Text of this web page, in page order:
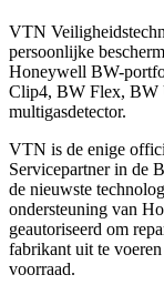
VTN
persoonlijke
Honeywell BW-
Clip4, BW Flex, BW
multigasdetector.
VTN is de enige
Servicepartner in de
de nieuwste
ondersteuning van
geautoriseerd om
fabrikant uit te
voorraad.